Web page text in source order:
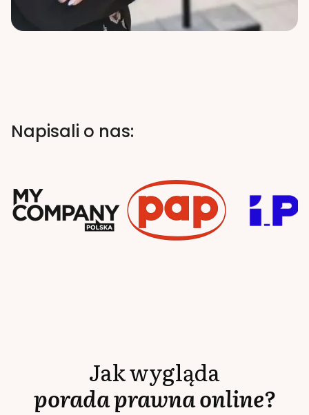
Napisali o nas:
Jak wygląda
porada prawna online?